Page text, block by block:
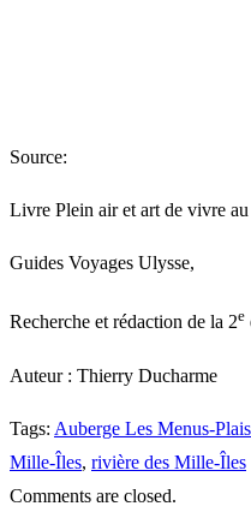
Source:
Livre Plein air et art de vivre
Guides Voyages Ulysse,
Recherche et rédaction de la 2e
Auteur : Thierry Ducharme
Tags: Auberge Les Menus-
Mille-Îles, rivière des Mille-Îles
Comments are closed.